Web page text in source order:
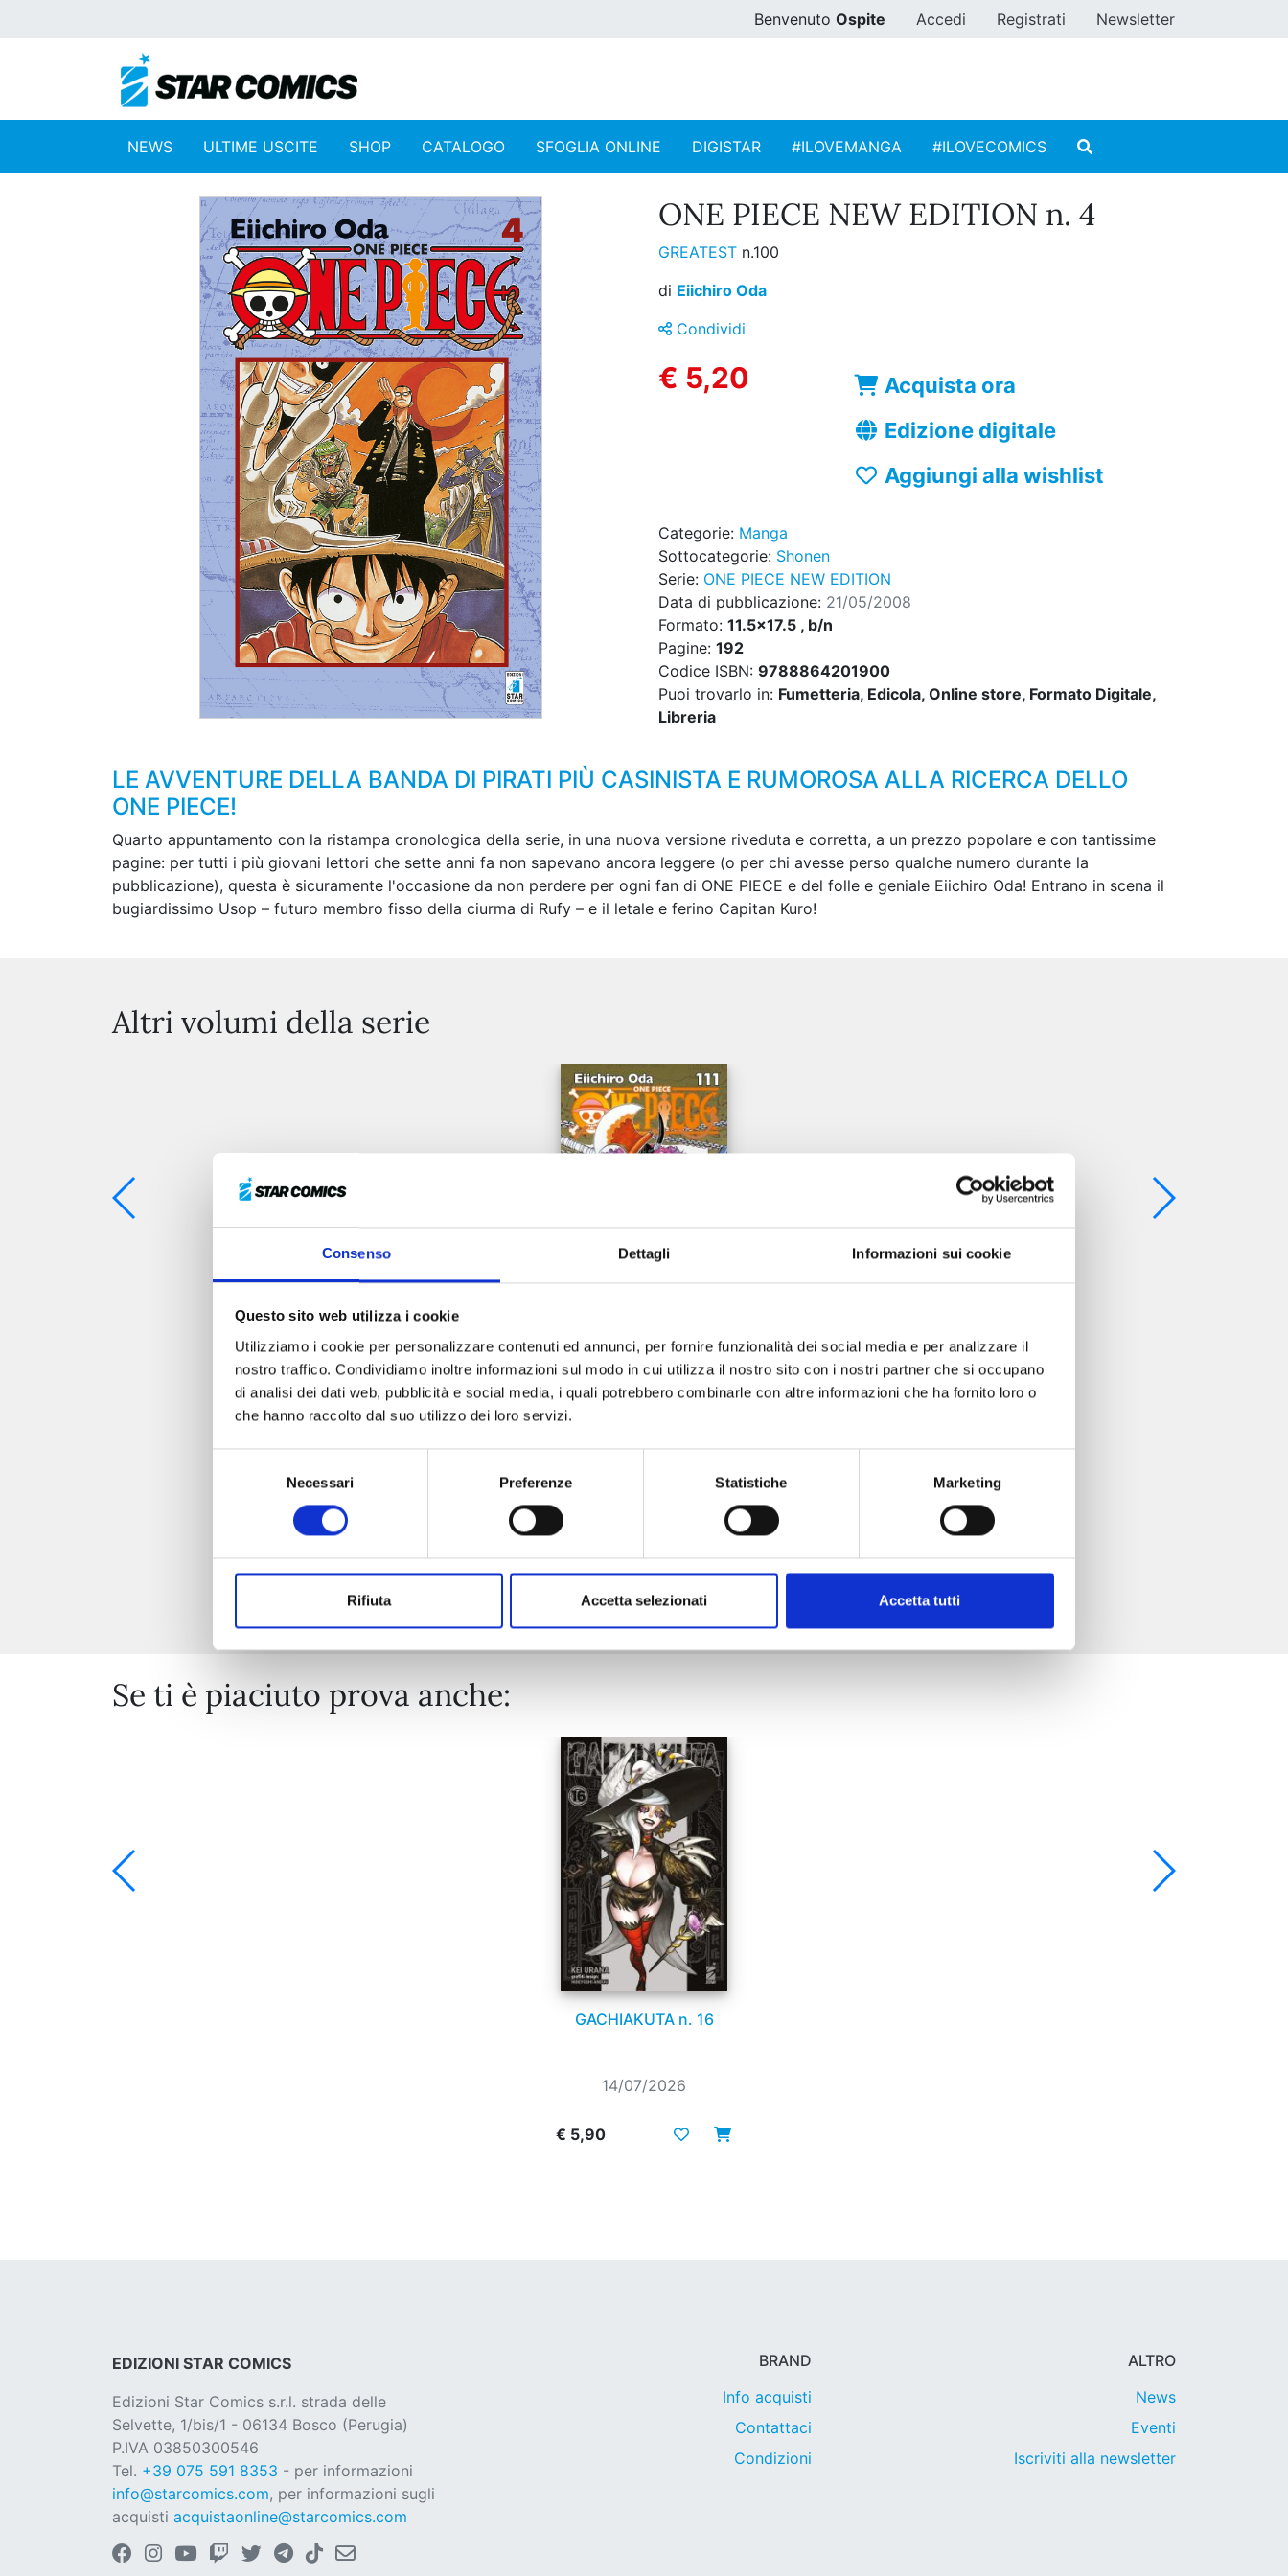
Consenso Dettagli Informazioni sui cookie
Questo sito web utilizza i cookie
Utilizziamo i cookie per personalizzare contenuti ed annunci, per fornire funzionalità dei social media e per analizzare il
nostro traffico. Condividiamo inoltre informazioni sul modo in cui utilizza il nostro sito con i nostri partner che si occupano
di analisi dei dati web, pubblicità e social media, i quali potrebbero combinarle con altre informazioni che ha fornito loro o
che hanno raccolto dal suo utilizzo dei loro servizi.
Necessari Preferenze Statistiche Marketing
Rifiuta Accetta selezionati Accetta tutti
Benvenuto Ospite Accedi Registrati Newsletter
NEWS ULTIME USCITE SHOP CATALOGO SFOGLIA ONLINE DIGISTAR #ILOVEMANGA #ILOVECOMICS
ONE PIECE NEW EDITION n. 4
GREATEST n.100
di Eiichiro Oda
Condividi
€ 5,20
Acquista ora
Edizione digitale
Aggiungi alla wishlist
Categorie: Manga
Sottocategorie: Shonen
Serie: ONE PIECE NEW EDITION
Data di pubblicazione: 21/05/2008
Formato: 11.5x17.5 , b/n
Pagine: 192
Codice ISBN: 9788864201900
Puoi trovarlo in: Fumetteria, Edicola, Online store, Formato Digitale,
Libreria
LE AVVENTURE DELLA BANDA DI PIRATI PIÙ CASINISTA E RUMOROSA ALLA RICERCA DELLO
ONE PIECE!
Quarto appuntamento con la ristampa cronologica della serie, in una nuova versione riveduta e corretta, a un prezzo popolare e con tantissime
pagine: per tutti i più giovani lettori che sette anni fa non sapevano ancora leggere (o per chi avesse perso qualche numero durante la
pubblicazione), questa è sicuramente l'occasione da non perdere per ogni fan di ONE PIECE e del folle e geniale Eiichiro Oda! Entrano in scena il
bugiardissimo Usop – futuro membro fisso della ciurma di Rufy – e il letale e ferino Capitan Kuro!
Altri volumi della serie
ONE PIECE NEW EDITION n. 111
Mostra tutto
Se ti è piaciuto prova anche:
GACHIAKUTA n. 16
14/07/2026
€ 5,90
EDIZIONI STAR COMICS
Edizioni Star Comics s.r.l. strada delle
Selvette, 1/bis/1 - 06134 Bosco (Perugia)
P.IVA 03850300546
Tel. +39 075 591 8353 - per informazioni
info@starcomics.com, per informazioni sugli
acquisti acquistaonline@starcomics.com
BRAND
Info acquisti
Contattaci
Condizioni
ALTRO
News
Eventi
Iscriviti alla newsletter